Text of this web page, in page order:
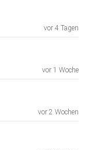
vor 4 Tagen
vor 1 Woche
vor 2 Wochen